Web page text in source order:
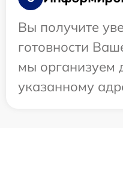
Вы получите
готовности
мы организуем
указанному